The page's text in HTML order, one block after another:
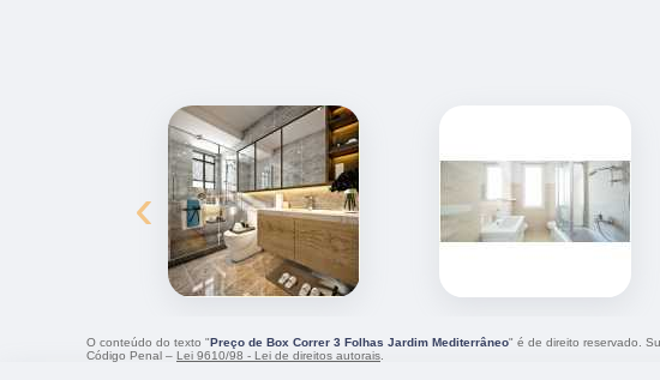
‹
O conteúdo do texto "Preço de Box Correr 3 Folhas Jardim Mediterrâneo" é de direito reservado.
Código Penal – Lei 9610/98 - Lei de direitos autorais.